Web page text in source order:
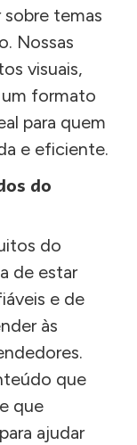
sobre temas
Nossas
visuais,
formato
para quem
e eficiente.
do
do
de estar
e de
às
que
que
ajudar